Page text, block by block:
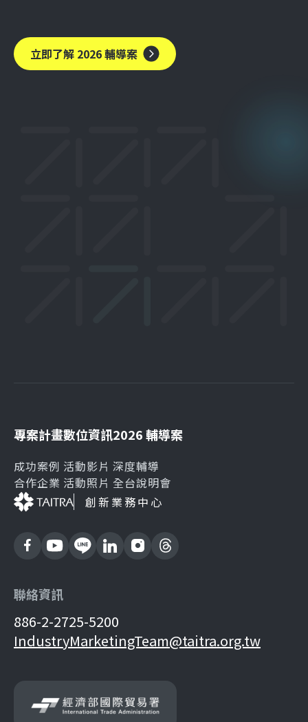
立即了解 2026 輔導案
專案計畫
成功案例
合作企業
數位資訊
活動影片
活動照片
2026 輔導案
深度輔導
全台說明會
創新業務中心
聯絡資訊
886-2-2725-5200
IndustryMarketingTeam@taitra.org.tw